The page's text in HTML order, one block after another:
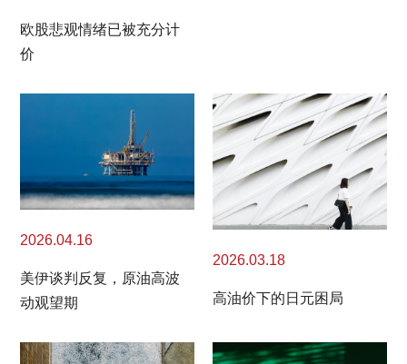
欧股悲观情绪已被充分计
价
2026.04.16
美伊谈判反复，原油高波
动观望期
2026.03.18
高油价下的日元困局